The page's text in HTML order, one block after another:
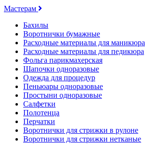
Мастерам
Бахилы
Воротнички бумажные
Расходные материалы для маникюра
Расходные материалы для педикюра
Фольга парикмахерская
Шапочки одноразовые
Одежда для процедур
Пеньюары одноразовые
Простыни одноразовые
Салфетки
Полотенца
Перчатки
Воротнички для стрижки в рулоне
Воротнички для стрижки нетканые